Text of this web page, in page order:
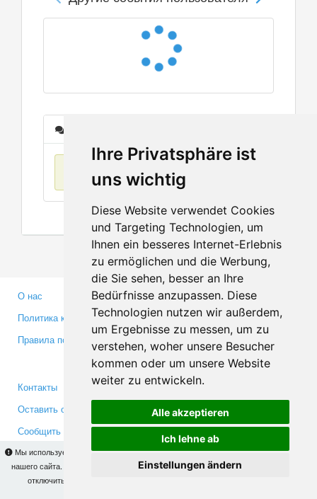
Ihre Privatsphäre ist
uns wichtig
Diese Website verwendet Cookies
und Targeting Technologien, um
Ihnen ein besseres Internet-Erlebnis
zu ermöglichen und die Werbung,
die Sie sehen, besser an Ihre
Bedürfnisse anzupassen. Diese
Technologien nutzen wir außerdem,
um Ergebnisse zu messen, um zu
verstehen, woher unsere Besucher
kommen oder um unsere Website
weiter zu entwickeln.
Alle akzeptieren
Ich lehne ab
Einstellungen ändern
Мы используем cookies для того, чтобы Вы могли использовать весь функционал
нашего сайта. На
Вы сможете узнать подробности и, при желании,
отключить использование cookies. Продолжая пользоваться сайтом, Вы
О нас
Политика конфиденциальности
Правила пользования
Партнерам
Инвесторам
Медиа
Контакты
Оставить отзыв
Сообщить об ошибке
Facebook
Twitter
YouTube
Google+